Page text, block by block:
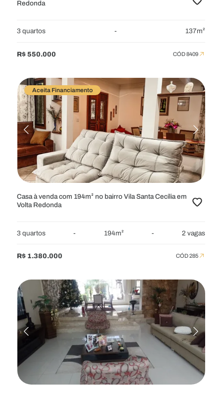
VAGAS
BANHEIROS
CARACTERÍSTICAS
MOBILIADOS
Redonda
3 quartos - 137m²
R$ 550.000 CÓD 8409
Aceita Financiamento
Casa à venda com 194m² no bairro Vila Santa Cecília em
Volta Redonda
3 quartos - 194m² - 2 vagas
R$ 1.380.000 CÓD 285